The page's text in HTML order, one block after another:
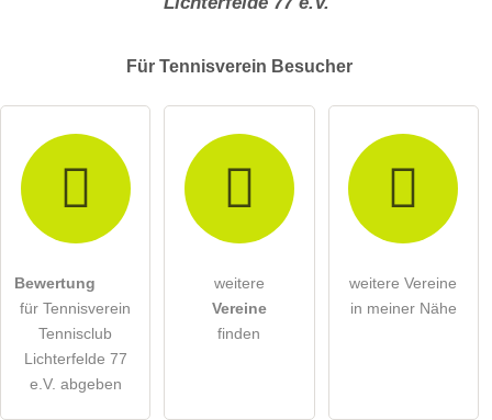
Für Tennisverein Besucher
Bewertung
für Tennisverein
Tennisclub
Lichterfelde 77
e.V. abgeben
weitere
Vereine
finden
weitere Vereine
in meiner Nähe